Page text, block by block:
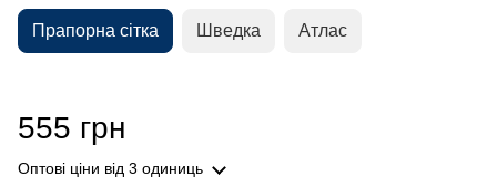
Прапорна сітка Шведка Атлас
555 грн
Оптові ціни від 3 одиниць